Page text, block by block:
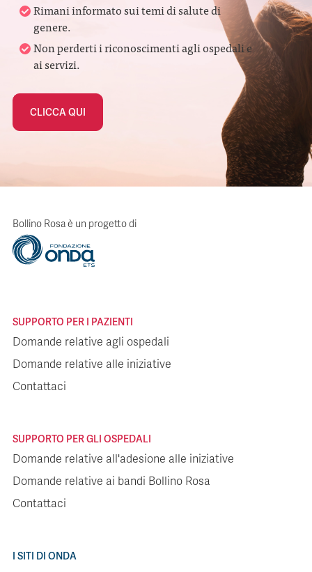
Rimani informato sui temi di salute di
genere.
Non perderti i riconoscimenti agli ospedali e
ai servizi.
CLICCA QUI
Bollino Rosa è un progetto di
SUPPORTO PER I PAZIENTI
Domande relative agli ospedali
Domande relative alle iniziative
Contattaci
SUPPORTO PER GLI OSPEDALI
Domande relative all'adesione alle iniziative
Domande relative ai bandi Bollino Rosa
Contattaci
I SITI DI ONDA